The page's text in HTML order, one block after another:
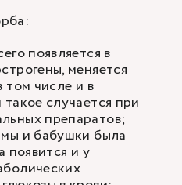
появляется в
меняется
том числе и в
случается при
препаратов;
и бабушки была
появится и у